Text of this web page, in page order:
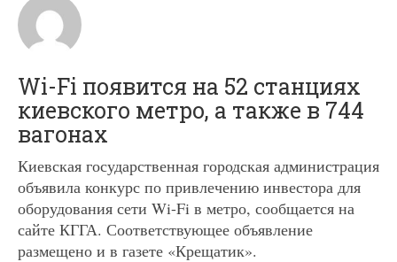
Wi-Fi появится на 52 станциях
киевского метро, а также в 744
вагонах
Киевская государственная городская администрация
объявила конкурс по привлечению инвестора для
оборудования сети Wi-Fi в метро, сообщается на
сайте КГГА. Соответствующее объявление
размещено и в газете «Крещатик».